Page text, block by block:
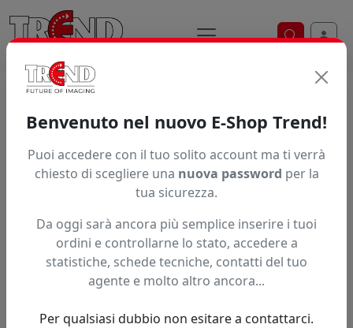
Ricerca
Trend S.r.l.
stampa digitale dal 1997
Benvenuto nel nuovo E-Shop Trend!
Puoi accedere con il tuo solito account ma ti verrà
chiesto di scegliere una nuova password per la
tua sicurezza.
Da oggi sarà ancora più semplice inserire i tuoi
ordini e controllarne lo stato, accedere a
statistiche, schede tecniche, contatti del tuo
agente e molto altro ancora...
Per qualsiasi dubbio non esitare a contattarci.